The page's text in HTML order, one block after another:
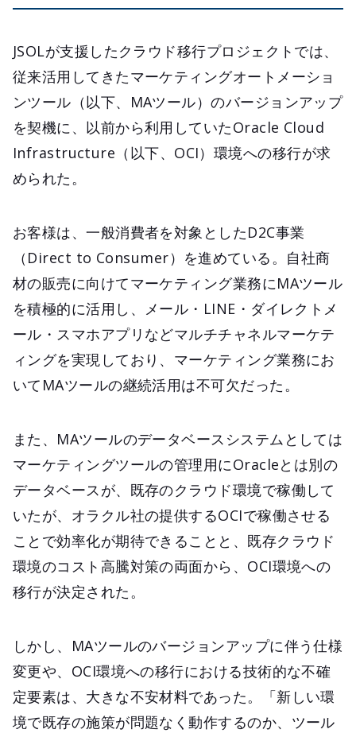
JSOLが支援したクラウド移行プロジェクトでは、
従来活用してきたマーケティングオートメーショ
ンツール（以下、MAツール）のバージョンアップ
を契機に、以前から利用していたOracle Cloud
Infrastructure（以下、OCI）環境への移行が求
められた。
お客様は、一般消費者を対象としたD2C事業
（Direct to Consumer）を進めている。自社商
材の販売に向けてマーケティング業務にMAツール
を積極的に活用し、メール・LINE・ダイレクトメ
ール・スマホアプリなどマルチチャネルマーケテ
ィングを実現しており、マーケティング業務にお
いてMAツールの継続活用は不可欠だった。
また、MAツールのデータベースシステムとしては
マーケティングツールの管理用にOracleとは別の
データベースが、既存のクラウド環境で稼働して
いたが、オラクル社の提供するOCIで稼働させる
ことで効率化が期待できることと、既存クラウド
環境のコスト高騰対策の両面から、OCI環境への
移行が決定された。
しかし、MAツールのバージョンアップに伴う仕様
変更や、OCI環境への移行における技術的な不確
定要素は、大きな不安材料であった。「新しい環
境で既存の施策が問題なく動作するのか、ツール